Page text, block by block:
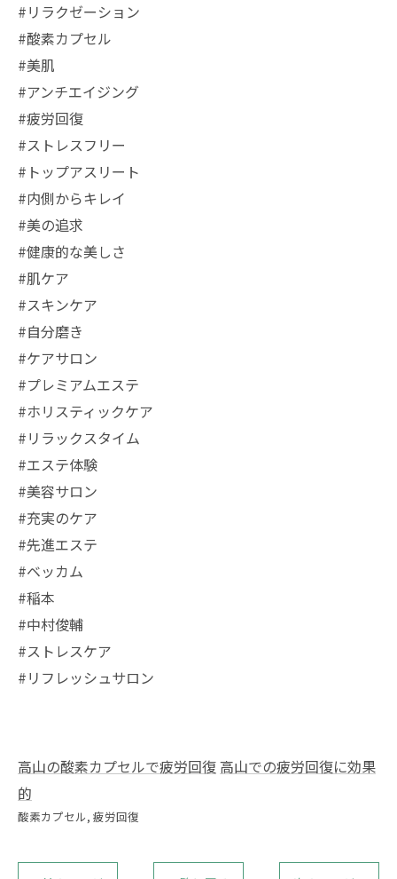
#リラクゼーション
#酸素カプセル
#美肌
#アンチエイジング
#疲労回復
#ストレスフリー
#トップアスリート
#内側からキレイ
#美の追求
#健康的な美しさ
#肌ケア
#スキンケア
#自分磨き
#ケアサロン
#プレミアムエステ
#ホリスティックケア
#リラックスタイム
#エステ体験
#美容サロン
#充実のケア
#先進エステ
#ベッカム
#稲本
#中村俊輔
#ストレスケア
#リフレッシュサロン
高山の酸素カプセルで疲労回復高山での疲労回復に効果
的
酸素カプセル 疲労回復